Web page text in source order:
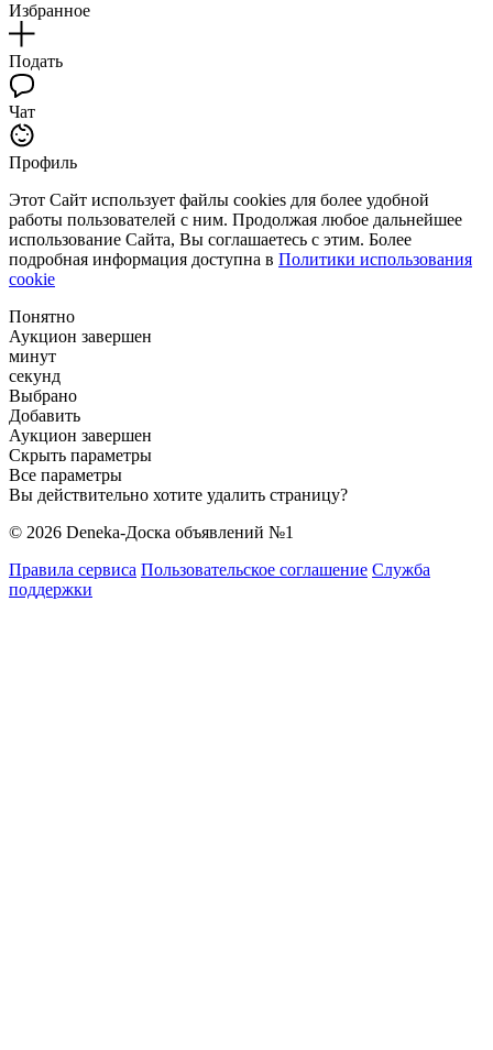
Избранное
Подать
Чат
Профиль
Этот Сайт использует файлы cookies для более удобной
работы пользователей с ним. Продолжая любое дальнейшее
использование Сайта, Вы соглашаетесь с этим. Более
подробная информация доступна в Политики использования
cookie
Понятно
Аукцион завершен
минут
секунд
Выбрано
Добавить
Аукцион завершен
Скрыть параметры
Все параметры
Вы действительно хотите удалить страницу?
© 2026 Deneka-Доска объявлений №1
Правила сервиса Пользовательское соглашение Служба
поддержки